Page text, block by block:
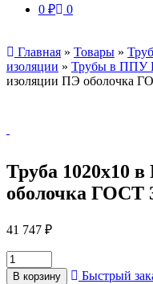
0 ₽ 0
Главная » Товары »
изоляции » Трубы в ППУ
изоляции ПЭ оболочка
Труба 1020х10
оболочка ГОСТ
41 747 ₽
В корзину Быстрый